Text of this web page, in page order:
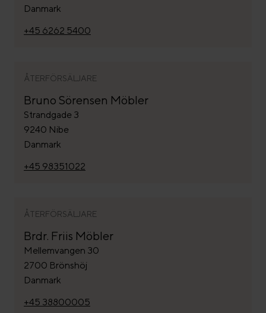
Danmark
+45 6262 5400
ÅTERFÖRSÄLJARE
Bruno Sörensen Möbler
Strandgade 3
9240 Nibe
Danmark
+45 98351022
ÅTERFÖRSÄLJARE
Brdr. Friis Möbler
Mellemvangen 30
2700 Brönshöj
Danmark
+45 38800005